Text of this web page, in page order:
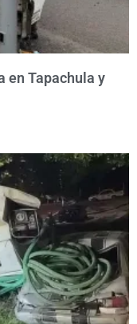
en Tapachula y